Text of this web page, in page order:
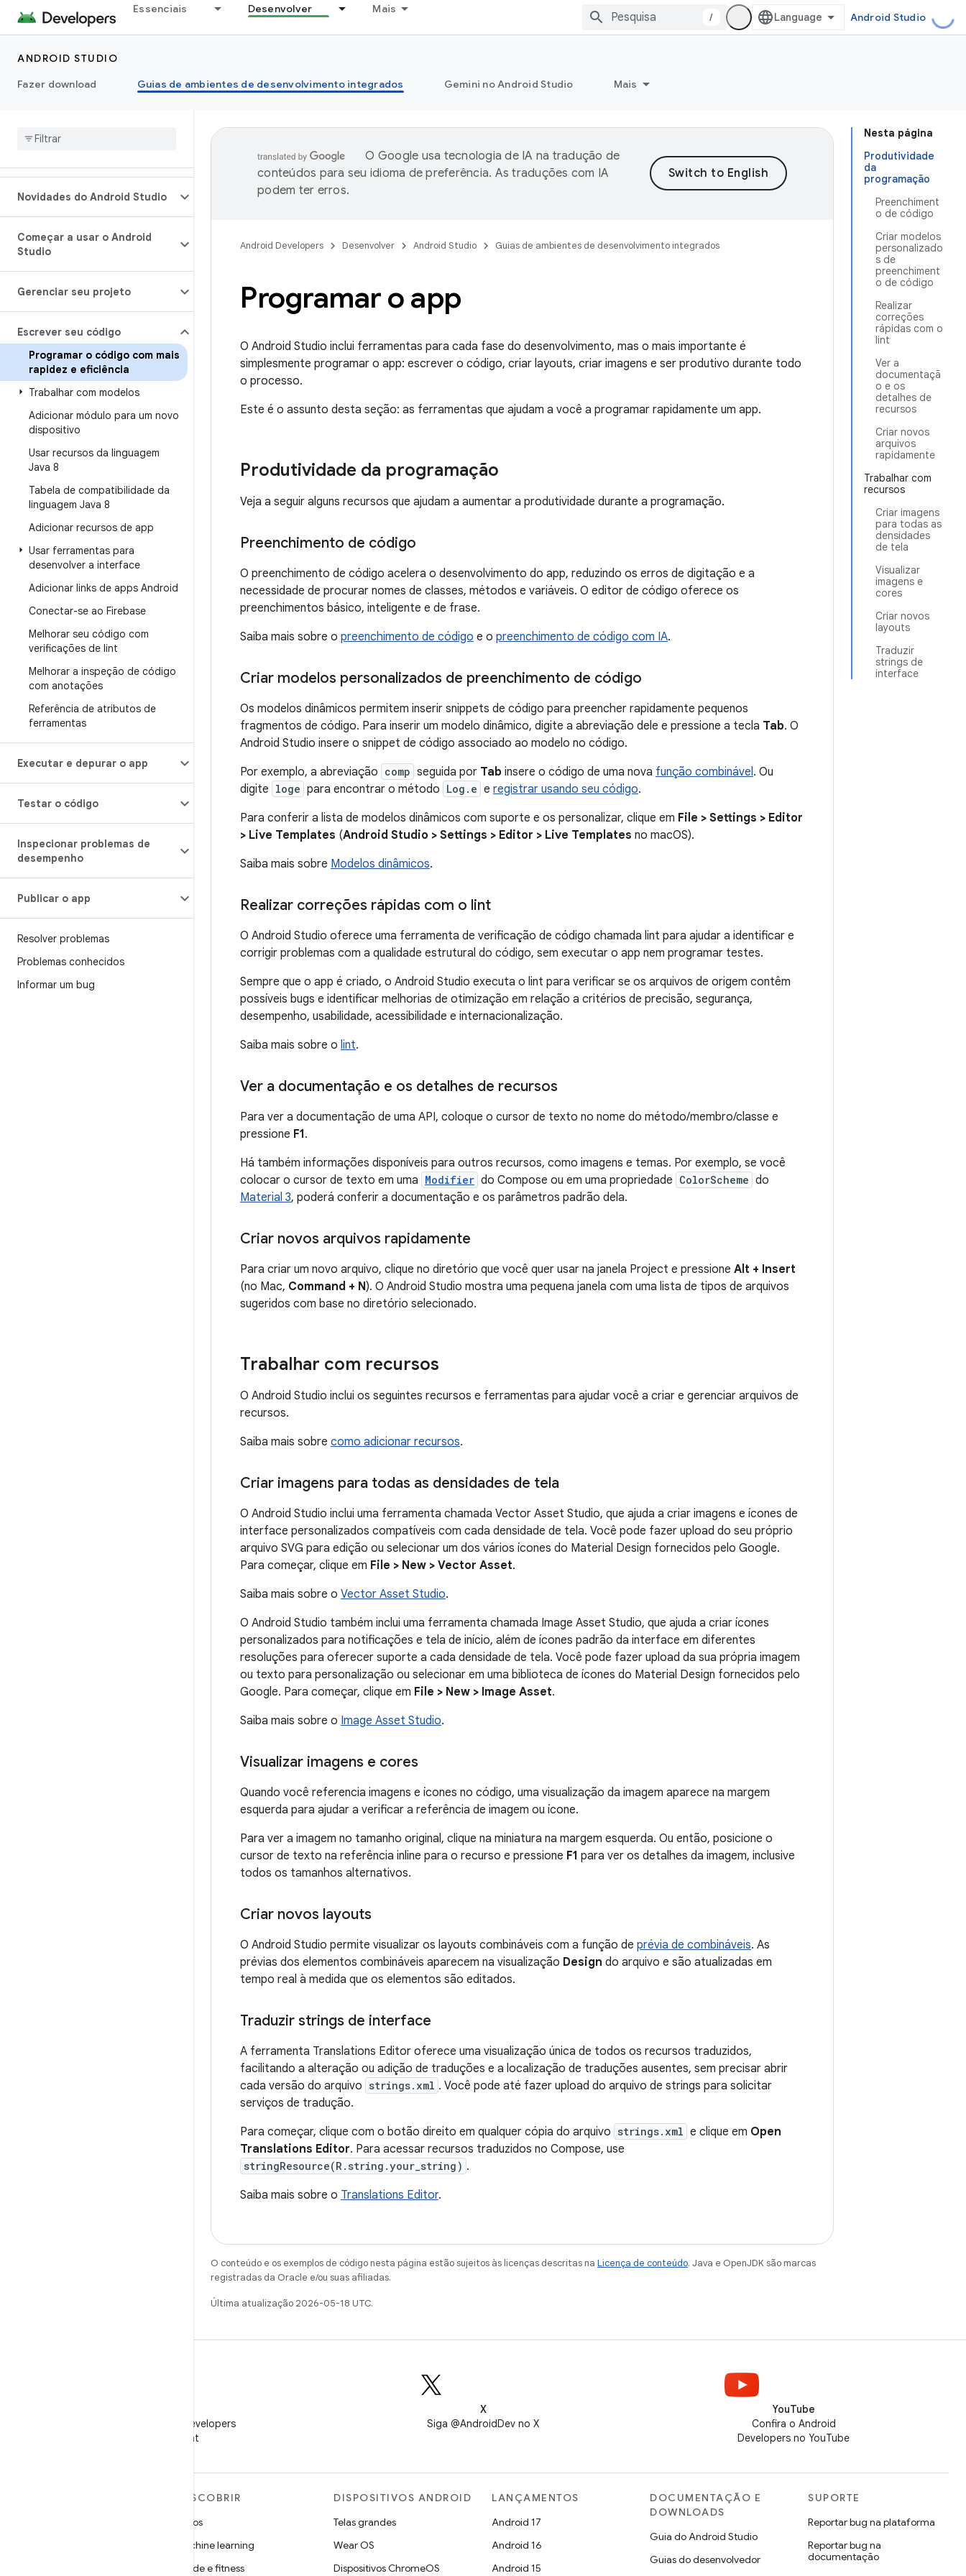
Essenciais Desenvolver Mais
/ Android Studio
ANDROID STUDIO
Fazer download
Guias de ambientes de desenvolvimento integrados Gemini no Android Studio Mais
Novidades do Android Studio
Começar a usar o Android
Studio
Gerenciar seu projeto
Escrever seu código
Programar o código com mais
rapidez e eficiência
Trabalhar com modelos
Adicionar módulo para um novo
dispositivo
Usar recursos da linguagem
Java 8
Tabela de compatibilidade da
linguagem Java 8
Adicionar recursos de app
Usar ferramentas para
desenvolver a interface
Adicionar links de apps Android
Conectar-se ao Firebase
Melhorar seu código com
verificações de lint
Melhorar a inspeção de código
com anotações
Referência de atributos de
ferramentas
Executar e depurar o app
Testar o código
Inspecionar problemas de
desempenho
Publicar o app
Resolver problemas
Problemas conhecidos
Informar um bug
Nesta página
Produtividade
da
programação
Preenchiment
o de código
Criar modelos
personalizado
s de
preenchiment
o de código
Realizar
correções
rápidas com o
lint
Ver a
documentaçã
o e os
detalhes de
recursos
Criar novos
arquivos
rapidamente
Trabalhar com
recursos
Criar imagens
para todas as
densidades
de tela
Visualizar
imagens e
cores
Criar novos
layouts
Traduzir
strings de
interface
O Google usa tecnologia de IA na tradução de
conteúdos para seu idioma de preferência. As traduções com IA
podem ter erros.
Android Developers Desenvolver Android Studio Guias de ambientes de desenvolvimento integrados
Programar o app
O Android Studio inclui ferramentas para cada fase do desenvolvimento, mas o mais importante é
simplesmente programar o app: escrever o código, criar layouts, criar imagens e ser produtivo durante todo
o processo.
Este é o assunto desta seção: as ferramentas que ajudam a você a programar rapidamente um app.
Produtividade da programação
Veja a seguir alguns recursos que ajudam a aumentar a produtividade durante a programação.
Preenchimento de código
O preenchimento de código acelera o desenvolvimento do app, reduzindo os erros de digitação e a
necessidade de procurar nomes de classes, métodos e variáveis. O editor de código oferece os
preenchimentos básico, inteligente e de frase.
Saiba mais sobre o preenchimento de código e o preenchimento de código com IA.
Criar modelos personalizados de preenchimento de código
Os modelos dinâmicos permitem inserir snippets de código para preencher rapidamente pequenos
fragmentos de código. Para inserir um modelo dinâmico, digite a abreviação dele e pressione a tecla Tab. O
Android Studio insere o snippet de código associado ao modelo no código.
Por exemplo, a abreviação comp seguida por Tab insere o código de uma nova função combinável. Ou
digite loge para encontrar o método Log.e e registrar usando seu código.
Para conferir a lista de modelos dinâmicos com suporte e os personalizar, clique em File > Settings > Editor
> Live Templates (Android Studio > Settings > Editor > Live Templates no macOS).
Saiba mais sobre Modelos dinâmicos.
Realizar correções rápidas com o lint
O Android Studio oferece uma ferramenta de verificação de código chamada lint para ajudar a identificar e
corrigir problemas com a qualidade estrutural do código, sem executar o app nem programar testes.
Sempre que o app é criado, o Android Studio executa o lint para verificar se os arquivos de origem contêm
possíveis bugs e identificar melhorias de otimização em relação a critérios de precisão, segurança,
desempenho, usabilidade, acessibilidade e internacionalização.
Saiba mais sobre o lint.
Ver a documentação e os detalhes de recursos
Para ver a documentação de uma API, coloque o cursor de texto no nome do método/membro/classe e
pressione F1.
Há também informações disponíveis para outros recursos, como imagens e temas. Por exemplo, se você
colocar o cursor de texto em uma Modifier do Compose ou em uma propriedade ColorScheme do
Material 3, poderá conferir a documentação e os parâmetros padrão dela.
Criar novos arquivos rapidamente
Para criar um novo arquivo, clique no diretório que você quer usar na janela Project e pressione Alt + Insert
(no Mac, Command + N). O Android Studio mostra uma pequena janela com uma lista de tipos de arquivos
sugeridos com base no diretório selecionado.
Trabalhar com recursos
O Android Studio inclui os seguintes recursos e ferramentas para ajudar você a criar e gerenciar arquivos de
recursos.
Saiba mais sobre como adicionar recursos.
Criar imagens para todas as densidades de tela
O Android Studio inclui uma ferramenta chamada Vector Asset Studio, que ajuda a criar imagens e ícones de
interface personalizados compatíveis com cada densidade de tela. Você pode fazer upload do seu próprio
arquivo SVG para edição ou selecionar um dos vários ícones do Material Design fornecidos pelo Google.
Para começar, clique em File > New > Vector Asset.
Saiba mais sobre o Vector Asset Studio.
O Android Studio também inclui uma ferramenta chamada Image Asset Studio, que ajuda a criar ícones
personalizados para notificações e tela de início, além de ícones padrão da interface em diferentes
resoluções para oferecer suporte a cada densidade de tela. Você pode fazer upload da sua própria imagem
ou texto para personalização ou selecionar em uma biblioteca de ícones do Material Design fornecidos pelo
Google. Para começar, clique em File > New > Image Asset.
Saiba mais sobre o Image Asset Studio.
Visualizar imagens e cores
Quando você referencia imagens e ícones no código, uma visualização da imagem aparece na margem
esquerda para ajudar a verificar a referência de imagem ou ícone.
Para ver a imagem no tamanho original, clique na miniatura na margem esquerda. Ou então, posicione o
cursor de texto na referência inline para o recurso e pressione F1 para ver os detalhes da imagem, inclusive
todos os tamanhos alternativos.
Criar novos layouts
O Android Studio permite visualizar os layouts combináveis com a função de prévia de combináveis. As
prévias dos elementos combináveis aparecem na visualização Design do arquivo e são atualizadas em
tempo real à medida que os elementos são editados.
Traduzir strings de interface
A ferramenta Translations Editor oferece uma visualização única de todos os recursos traduzidos,
facilitando a alteração ou adição de traduções e a localização de traduções ausentes, sem precisar abrir
cada versão do arquivo strings.xml . Você pode até fazer upload do arquivo de strings para solicitar
serviços de tradução.
Para começar, clique com o botão direito em qualquer cópia do arquivo strings.xml e clique em Open
Translations Editor. Para acessar recursos traduzidos no Compose, use
stringResource(R.string.your_string) .
Saiba mais sobre o Translations Editor.
O conteúdo e os exemplos de código nesta página estão sujeitos às licenças descritas na Licença de conteúdo. Java e OpenJDK são marcas
registradas da Oracle e/ou suas afiliadas.
Última atualização 2026-05-18 UTC.
Siga o Android Developers
no WeChat
X
Siga @AndroidDev no X
YouTube
Confira o Android
Developers no YouTube
DESCOBRIR
Jogos
Machine learning
Saúde e fitness
DISPOSITIVOS ANDROID
Telas grandes
Wear OS
Dispositivos ChromeOS
LANÇAMENTOS
Android 17
Android 16
Android 15
DOCUMENTAÇÃO E
DOWNLOADS
Guia do Android Studio
Guias do desenvolvedor
SUPORTE
Reportar bug na plataforma
Reportar bug na
documentação